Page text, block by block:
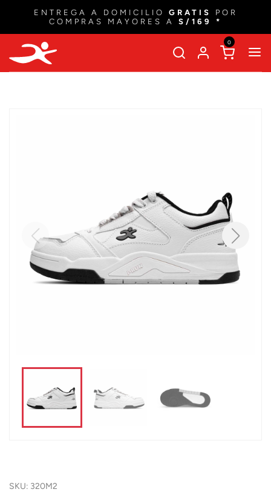
ENTREGA A DOMICILIO GRATIS
POR
COMPRAS MAYORES A S/169 *
0
SKU: 320M2